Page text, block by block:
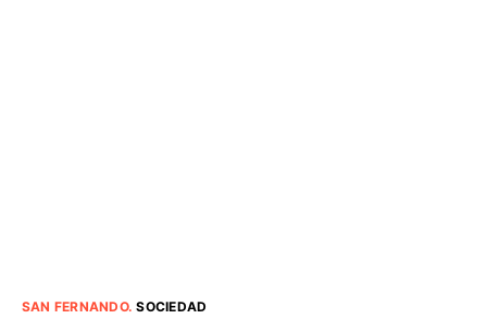
SAN FERNANDO.SOCIEDAD